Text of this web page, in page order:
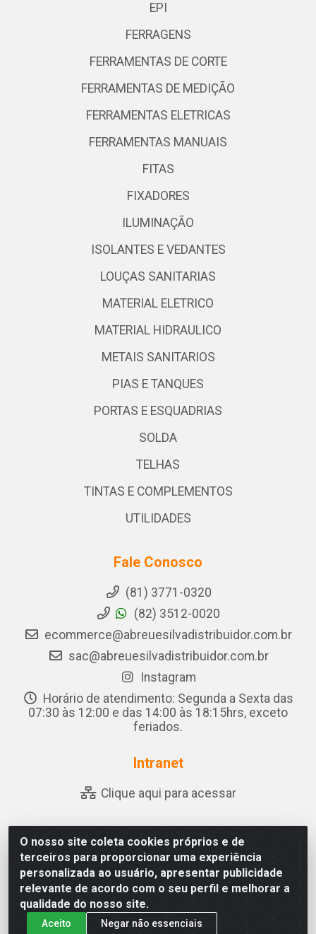
O nosso site coleta cookies próprios e de
terceiros para proporcionar uma experiência
personalizada ao usuário, apresentar publicidade
relevante de acordo com o seu perfil e melhorar a
qualidade do nosso site.
Aceito Negar não essenciais
EPI
FERRAGENS
FERRAMENTAS DE CORTE
FERRAMENTAS DE MEDIÇÃO
FERRAMENTAS ELETRICAS
FERRAMENTAS MANUAIS
FITAS
FIXADORES
ILUMINAÇÃO
ISOLANTES E VEDANTES
LOUÇAS SANITARIAS
MATERIAL ELETRICO
MATERIAL HIDRAULICO
METAIS SANITARIOS
PIAS E TANQUES
PORTAS E ESQUADRIAS
SOLDA
TELHAS
TINTAS E COMPLEMENTOS
UTILIDADES
Fale Conosco
(81) 3771-0320
(82) 3512-0020
ecommerce@abreuesilvadistribuidor.com.br
sac@abreuesilvadistribuidor.com.br
Instagram
Horário de atendimento: Segunda a Sexta das
07:30 às 12:00 e das 14:00 às 18:15hrs, exceto
feriados.
Intranet
Clique aqui para acessar
Abreu & Silva - Rua Padre Jose de Souza Leite, 265 - Ariado,
Olho D'Água das Flores/AL - CEP 57.442-000 - CNPJ
04.790.656/0001-06